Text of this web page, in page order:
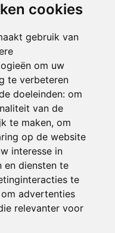
cookies
gebruik van
om uw
te verbeteren
doeleinden: om
van de
te maken, om
op de website
interesse in
en diensten te
te
om advertenties
relevanter voor